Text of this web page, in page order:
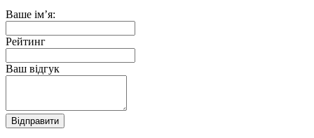
Ваше ім’я:
Рейтинг
Ваш відгук
Відправити